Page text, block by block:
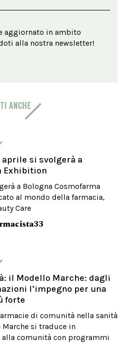
aggiornato in ambito
alla nostra newsletter!
ANCHE
aprile si svolgerà a
Exhibition
a Bologna Cosmofarma
al mondo della farmacia,
Care
il Modello Marche: dagli
l’impegno per una
forte
di comunità nella sanità
si traduce in
alla comunità con programmi